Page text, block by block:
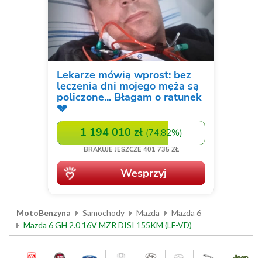
MotoBenzyna Samochody Mazda
Mazda 6
Mazda 6 GH 2.0 16V MZR DISI 155KM (LF-VD)